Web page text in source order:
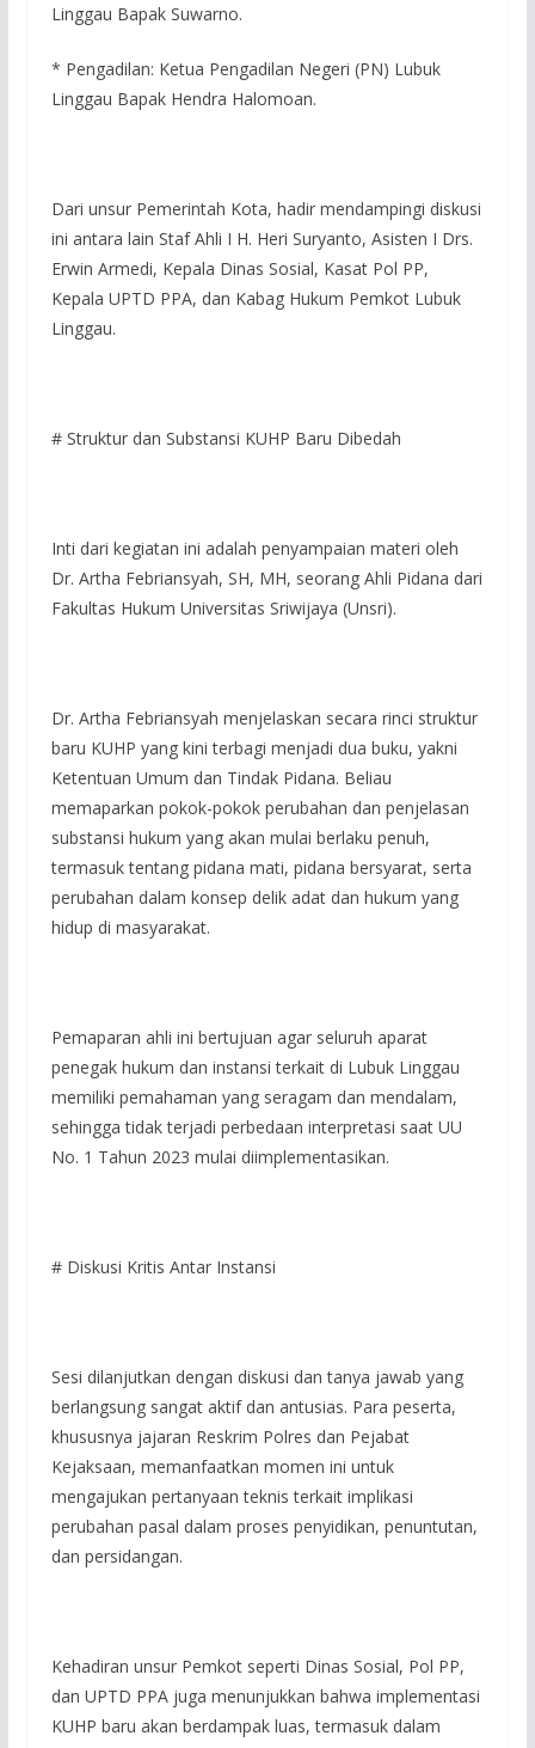
Linggau Bapak Suwarno.
* Pengadilan: Ketua Pengadilan Negeri (PN) Lubuk
Linggau Bapak Hendra Halomoan.
Dari unsur Pemerintah Kota, hadir mendampingi diskusi
ini antara lain Staf Ahli I H. Heri Suryanto, Asisten I Drs.
Erwin Armedi, Kepala Dinas Sosial, Kasat Pol PP,
Kepala UPTD PPA, dan Kabag Hukum Pemkot Lubuk
Linggau.
# Struktur dan Substansi KUHP Baru Dibedah
Inti dari kegiatan ini adalah penyampaian materi oleh
Dr. Artha Febriansyah, SH, MH, seorang Ahli Pidana dari
Fakultas Hukum Universitas Sriwijaya (Unsri).
Dr. Artha Febriansyah menjelaskan secara rinci struktur
baru KUHP yang kini terbagi menjadi dua buku, yakni
Ketentuan Umum dan Tindak Pidana. Beliau
memaparkan pokok-pokok perubahan dan penjelasan
substansi hukum yang akan mulai berlaku penuh,
termasuk tentang pidana mati, pidana bersyarat, serta
perubahan dalam konsep delik adat dan hukum yang
hidup di masyarakat.
Pemaparan ahli ini bertujuan agar seluruh aparat
penegak hukum dan instansi terkait di Lubuk Linggau
memiliki pemahaman yang seragam dan mendalam,
sehingga tidak terjadi perbedaan interpretasi saat UU
No. 1 Tahun 2023 mulai diimplementasikan.
# Diskusi Kritis Antar Instansi
Sesi dilanjutkan dengan diskusi dan tanya jawab yang
berlangsung sangat aktif dan antusias. Para peserta,
khususnya jajaran Reskrim Polres dan Pejabat
Kejaksaan, memanfaatkan momen ini untuk
mengajukan pertanyaan teknis terkait implikasi
perubahan pasal dalam proses penyidikan, penuntutan,
dan persidangan.
Kehadiran unsur Pemkot seperti Dinas Sosial, Pol PP,
dan UPTD PPA juga menunjukkan bahwa implementasi
KUHP baru akan berdampak luas, termasuk dalam